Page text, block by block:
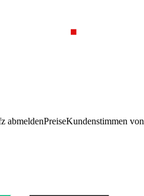
abmeldenPreiseKundenstimmen von